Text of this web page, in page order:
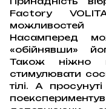
Factory
Насамперед
«обійнявши»
Також ніжно
стимулювати
тілі. А